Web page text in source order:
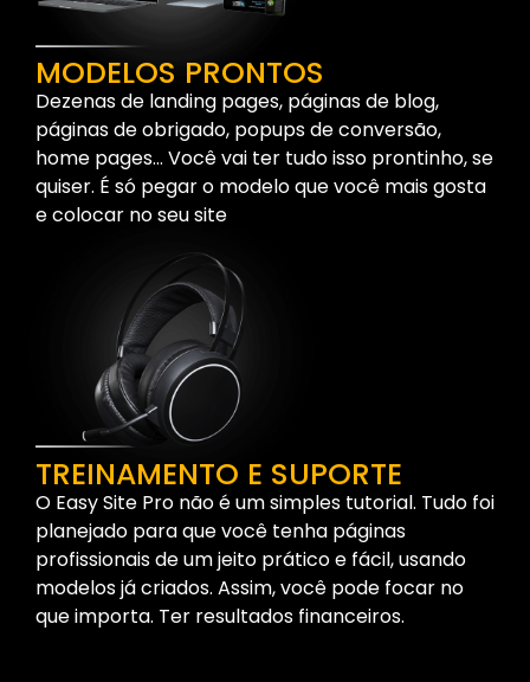
MODELOS PRONTOS
Dezenas de landing pages, páginas de blog,
páginas de obrigado, popups de conversão,
home pages… Você vai ter tudo isso prontinho, se
quiser. É só pegar o modelo que você mais gosta
e colocar no seu site
TREINAMENTO E SUPORTE
O Easy Site Pro não é um simples tutorial. Tudo foi
planejado para que você tenha páginas
profissionais de um jeito prático e fácil, usando
modelos já criados. Assim, você pode focar no
que importa. Ter resultados financeiros.